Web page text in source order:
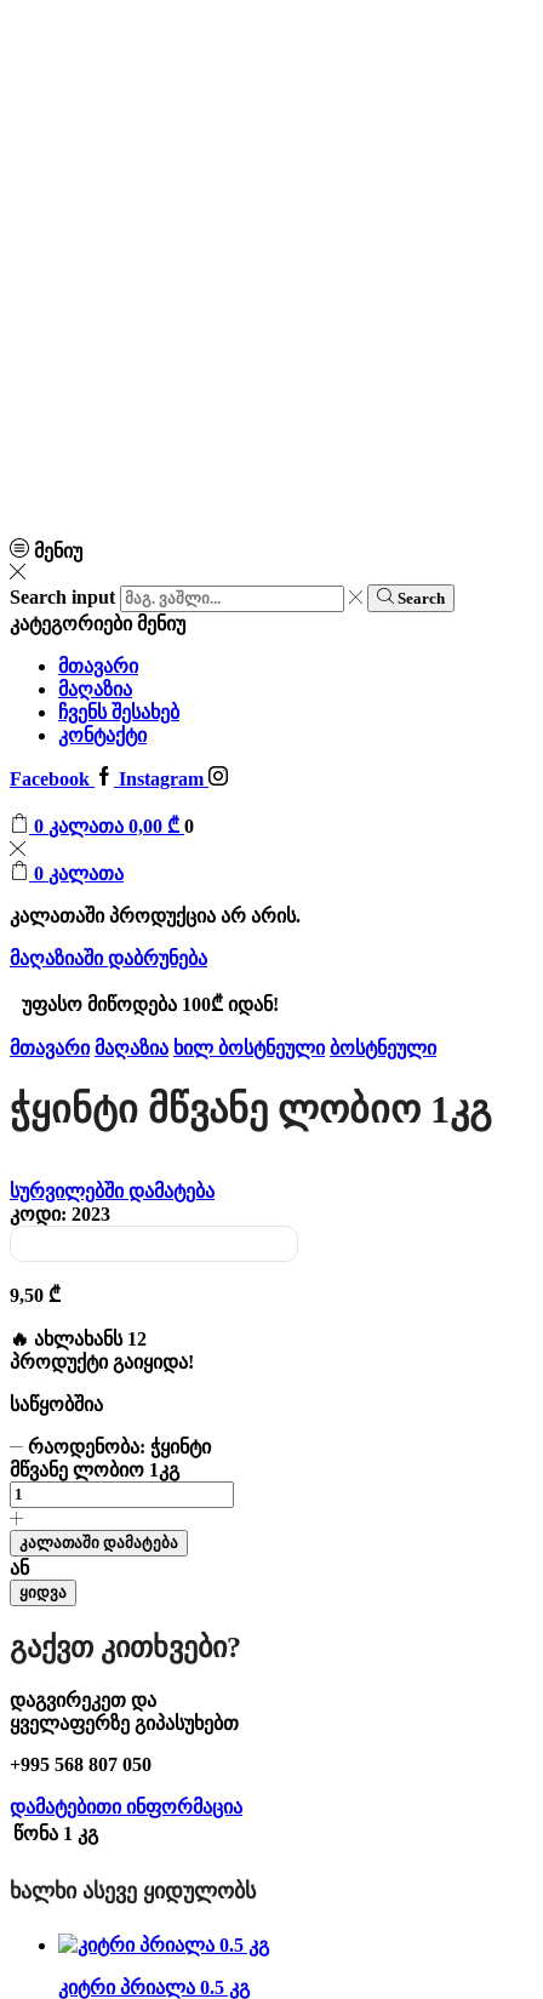
მენიუ
Search input Search
კატეგორიებიმენიუ
მთავარი
მაღაზია
ჩვენს შესახებ
კონტაქტი
Facebook Instagram
0 კალათა 0,00 ₾ 0
0 კალათა
კალათაში პროდუქცია არ არის.
მაღაზიაში დაბრუნება
უფასო მიწოდება 100₾ იდან!
მთავარი მაღაზია ხილ ბოსტნეული ბოსტნეული
Ჭყინტი Მწვანე Ლობიო 1კგ
სურვილებში დამატება
კოდი: 2023
9,50 ₾
🔥 ახლახანს 12
პროდუქტი გაიყიდა!
საწყობშია
რაოდენობა: ჭყინტი
მწვანე ლობიო 1კგ
კალათაში დამატება
ან
ყიდვა
Გაქვთ Კითხვები?
დაგვირეკეთ და
ყველაფერზე გიპასუხებთ
+995 568 807 050
დამატებითი ინფორმაცია
წონა 1 კგ
ᲮᲐᲚᲮᲘ ᲐᲡᲔᲕᲔ ᲧᲘᲓᲣᲚᲝᲑᲡ
კიტრი პრიალა 0.5 კგ